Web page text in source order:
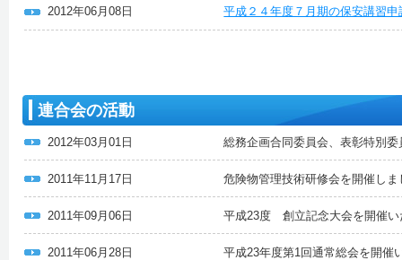
2012年06月08日 平成２４年度７月期の保安講習
連合会の活動
2012年03月01日 総務企画合同委員会、表彰特別
2011年11月17日 危険物管理技術研修会を開催しま
2011年09月06日 平成23度 創立記念大会を開催い
2011年06月28日 平成23年度第1回通常総会を開催